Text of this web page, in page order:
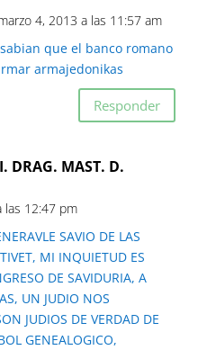
4, 2013 a las 11:57 am
que el banco romano
armajedonikas
Responder
DRAG. MAST. D.
las 12:47 pm
SAVIO DE LAS
MI INQUIETUD ES
DE SAVIDURIA, A
UN JUDIO NOS
JUDIOS DE VERDAD DE
GENEALOGICO,